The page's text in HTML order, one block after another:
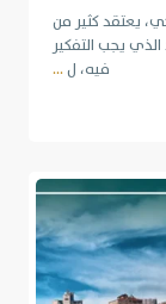
يعتقد كثير من
يجب التفكير
فيه، ل...